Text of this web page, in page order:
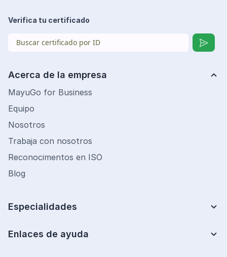
Verifica tu certificado
Acerca de la empresa
MayuGo for Business
Equipo
Nosotros
Trabaja con nosotros
Reconocimentos en ISO
Blog
Especialidades
Lean Six Sigma
Mejora de Procesos
Enlaces de ayuda
Centro de ayuda